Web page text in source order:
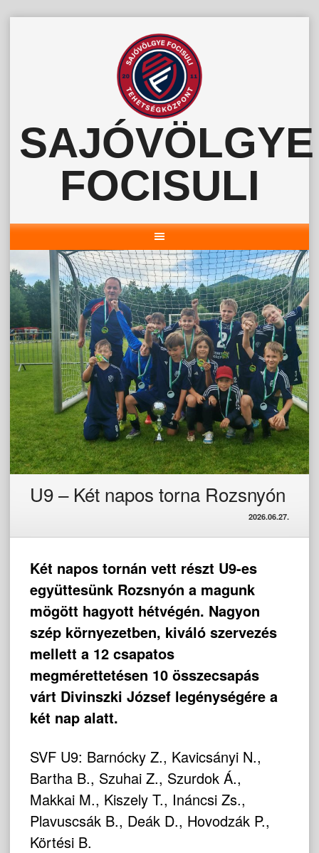
SAJÓVÖLGYE
FOCISULI
U9 – Két napos torna Rozsnyón
2026.06.27.
Két napos tornán vett részt U9-es
együttesünk Rozsnyón a magunk
mögött hagyott hétvégén. Nagyon
szép környezetben, kiváló szervezés
mellett a 12 csapatos
megmérettetésen 10 összecsapás
várt Divinszki József legénységére a
két nap alatt.
SVF U9: Barnócky Z., Kavicsányi N.,
Bartha B., Szuhai Z., Szurdok Á.,
Makkai M., Kiszely T., Ináncsi Zs.,
Plavuscsák B., Deák D., Hovodzák P.,
Körtési B.